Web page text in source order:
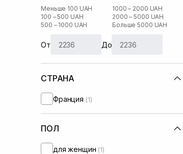
Меньше 100 UAH
100 – 500 UAH
500 – 1000 UAH
1000 – 2000 UAH
2000 – 5000 UAH
Больше 5000 UAH
От До
СТРАНА
Франция (1)
ПОЛ
для женщин (1)